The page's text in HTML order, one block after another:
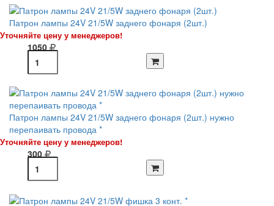
Патрон лампы 24V 21/5W заднего фонаря (2шт.)
Уточняйте цену у менеджеров!
1050
Патрон лампы 24V 21/5W заднего фонаря (2шт.) нужно
перепаивать провода *
Уточняйте цену у менеджеров!
300